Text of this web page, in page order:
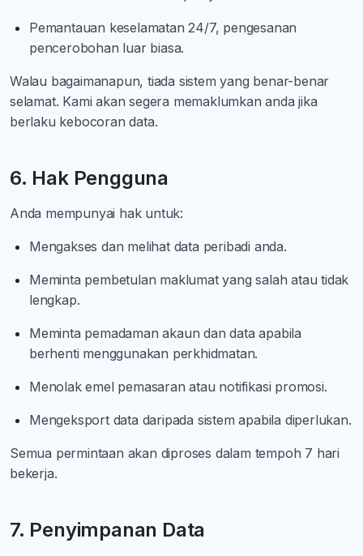
Pemantauan keselamatan 24/7, pengesanan
pencerobohan luar biasa.
Walau bagaimanapun, tiada sistem yang benar-benar
selamat. Kami akan segera memaklumkan anda jika
berlaku kebocoran data.
6. Hak Pengguna
Anda mempunyai hak untuk:
Mengakses dan melihat data peribadi anda.
Meminta pembetulan maklumat yang salah atau tidak
lengkap.
Meminta pemadaman akaun dan data apabila
berhenti menggunakan perkhidmatan.
Menolak emel pemasaran atau notifikasi promosi.
Mengeksport data daripada sistem apabila diperlukan.
Semua permintaan akan diproses dalam tempoh 7 hari
bekerja.
7. Penyimpanan Data